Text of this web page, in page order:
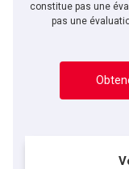
constitue pas une
pas une